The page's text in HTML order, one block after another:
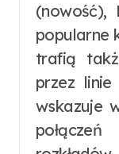
(nowość),
popularne
trafią
przez
wskazuje